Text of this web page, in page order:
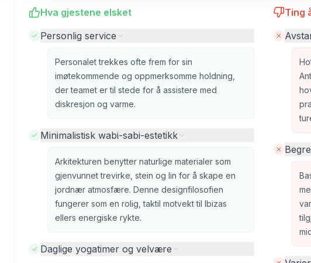
Hva gjestene elsket
Personlig service
Personalet trekkes ofte frem for sin
imøtekommende og oppmerksomme holdning,
der teamet er til stede for å assistere med
diskresjon og varme.
Minimalistisk wabi-sabi-estetikk
Arkitekturen benytter naturlige materialer som
gjenvunnet trevirke, stein og lin for å skape en
jordnær atmosfære. Denne designfilosofien
fungerer som en rolig, taktil motvekt til Ibizas
ellers energiske rykte.
Daglige yogatimer og velvære
Ting